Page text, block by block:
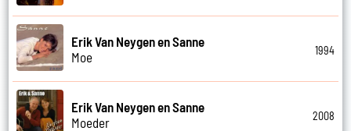
Erik Van Neygen en Sanne
Moe
1994
Erik Van Neygen en Sanne
Moeder
2008